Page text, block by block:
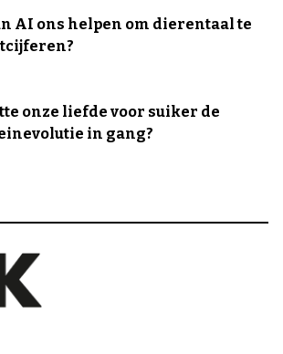
AI ons helpen om dierentaal te
onze liefde voor suiker de
in gang?